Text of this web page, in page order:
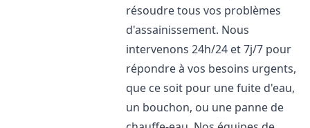
résoudre tous vos problèmes
d'assainissement. Nous
intervenons 24h/24 et 7j/7 pour
répondre à vos besoins urgents,
que ce soit pour une fuite d'eau,
un bouchon, ou une panne de